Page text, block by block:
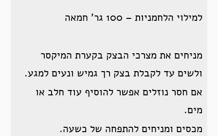
למילוי הלחמניות – 100 גר’ חמאה
מניחים את מצרכי הבצק בקערת המיקסר
ולשים עד לקבלת בצק רך גמיש ונעים למגע.
אם חסר נוזלים אפשר להוסיף עוד חלב או
מים.
מכסים ומניחים להתפחה של כשעה.